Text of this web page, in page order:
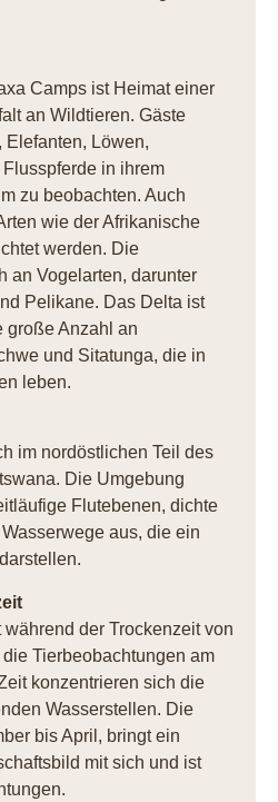
Camps ist Heimat einer
an Wildtieren. Gäste
Elefanten, Löwen,
in ihrem
zu beobachten. Auch
wie der Afrikanische
werden. Die
an Vogelarten, darunter
Pelikane. Das Delta ist
große Anzahl an
und Sitatunga, die in
leben.
im nordöstlichen Teil des
Die Umgebung
Flutebenen, dichte
aus, die ein
der Trockenzeit von
Tierbeobachtungen am
konzentrieren sich die
Wasserstellen. Die
bis April, bringt ein
mit sich und ist